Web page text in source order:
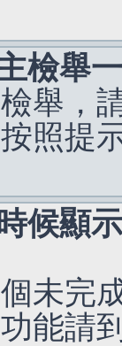
檢舉
舉，
照提
候顯
未完
能請